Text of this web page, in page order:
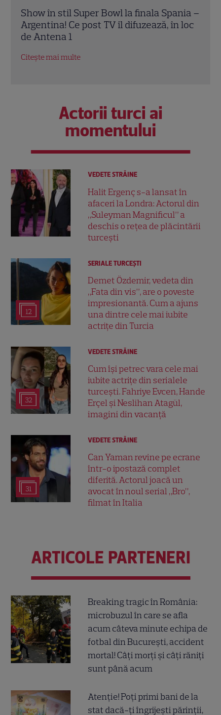
Febra Panini FIFA World Cup 2026 a ajuns
în București. Messi și Lamine Yamal,
cele mai căutate stickere
Citește mai multe
Actorii turci ai
momentului
VEDETE STRĂINE
Halit Ergenç s-a lansat în
afaceri la Londra: Actorul din
„Suleyman Magnificul” a
deschis o rețea de plăcintării
turcești
12
SERIALE TURCEŞTI
Demet Özdemir, vedeta din
„Fata din vis”, are o poveste
impresionantă. Cum a ajuns
una dintre cele mai iubite
actrițe din Turcia
32
VEDETE STRĂINE
Cum își petrec vara cele mai
iubite actrițe din serialele
turcești. Fahriye Evcen, Hande
Erçel și Neslihan Atagül,
imagini din vacanță
31
VEDETE STRĂINE
Can Yaman revine pe ecrane
într-o ipostază complet
diferită. Actorul joacă un
avocat în noul serial „Bro”,
filmat în Italia
ARTICOLE PARTENERI
Breaking tragic în România:
microbuzul în care se afla
acum câteva minute echipa de
fotbal din București, accident
mortal! Câți morți și câți răniți
sunt până acum
Atenție! Poți primi bani de la
stat dacă-ți îngrijești părinții,